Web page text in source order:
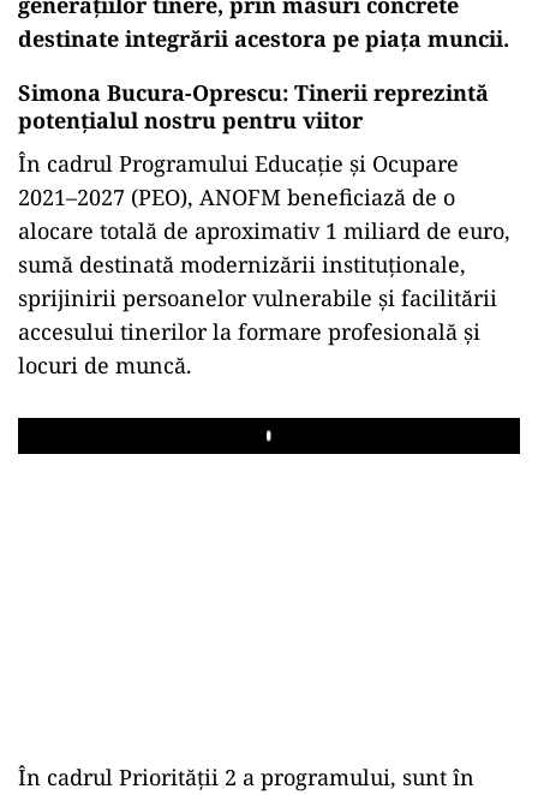
destinate integrării acestora pe piața muncii.
Simona Bucura-Oprescu: Tinerii reprezintă
potențialul nostru pentru viitor
În cadrul Programului Educație și Ocupare
2021–2027 (PEO), ANOFM beneficiază de o
alocare totală de aproximativ 1 miliard de euro,
sumă destinată modernizării instituționale,
sprijinirii persoanelor vulnerabile și facilitării
accesului tinerilor la formare profesională și
locuri de muncă.
Play
În cadrul Priorității 2 a programului, sunt în